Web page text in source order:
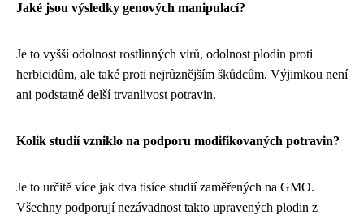
Jaké jsou výsledky genových manipulací?
Je to vyšší odolnost rostlinných virů, odolnost plodin proti
herbicidům, ale také proti nejrůznějším škůdcům. Výjimkou není
ani podstatně delší trvanlivost potravin.
Kolik studií vzniklo na podporu modifikovaných potravin?
Je to určitě více jak dva tisíce studií zaměřených na GMO.
Všechny podporují nezávadnost takto upravených plodin z